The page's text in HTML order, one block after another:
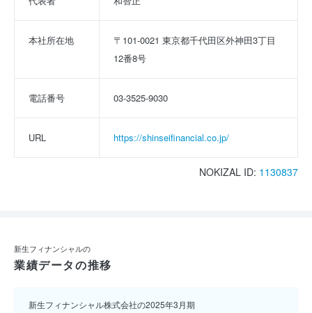
本社所在地
〒101-0021 東京都千代田区外神田3丁目
12番8号
電話番号 03-3525-9030
URL https://shinseifinancial.co.jp/
NOKIZAL ID: 1130837
新生フィナンシャルの
業績データの推移
新生フィナンシャル株式会社の2025年3月期